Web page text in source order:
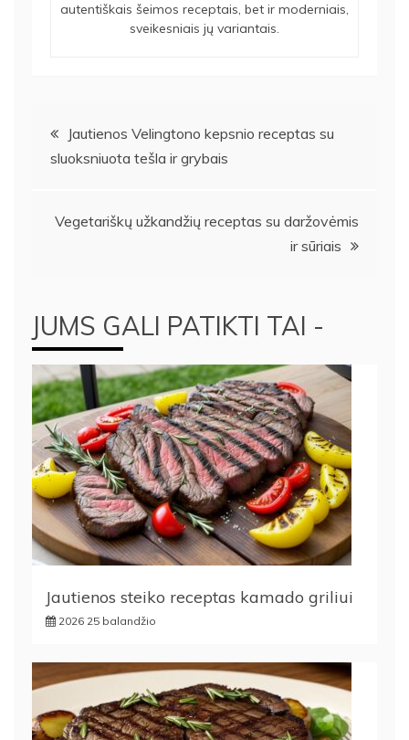
autentiškais šeimos receptais, bet ir moderniais,
sveikesniais jų variantais.
Navigacija
tarp
įrašų
Jautienos Velingtono kepsnio receptas su
sluoksniuota tešla ir grybais
Vegetariškų užkandžių receptas su daržovėmis
ir sūriais
JUMS GALI PATIKTI TAI -
Jautienos steiko receptas kamado griliui
2026 25 balandžio